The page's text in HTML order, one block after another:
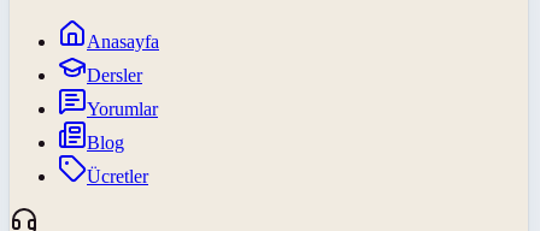
Anasayfa
Dersler
Yorumlar
Blog
Ücretler